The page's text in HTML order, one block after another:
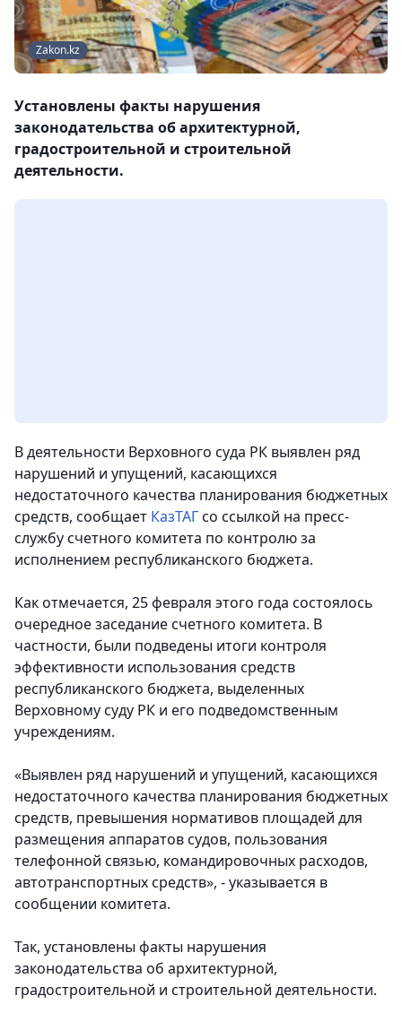
Zakon.kz
Установлены факты нарушения
законодательства об архитектурной,
градостроительной и строительной
деятельности.
В деятельности Верховного суда РК выявлен ряд
нарушений и упущений, касающихся
недостаточного качества планирования бюджетных
средств, сообщает КазТАГсо ссылкой на пресс-
службу счетного комитета по контролю за
исполнением республиканского бюджета.
Как отмечается, 25 февраля этого года состоялось
очередное заседание счетного комитета. В
частности, были подведены итоги контроля
эффективности использования средств
республиканского бюджета, выделенных
Верховному суду РК и его подведомственным
учреждениям.
«Выявлен ряд нарушений и упущений, касающихся
недостаточного качества планирования бюджетных
средств, превышения нормативов площадей для
размещения аппаратов судов, пользования
телефонной связью, командировочных расходов,
автотранспортных средств», - указывается в
сообщении комитета.
Так, установлены факты нарушения
законодательства об архитектурной,
градостроительной и строительной деятельности.